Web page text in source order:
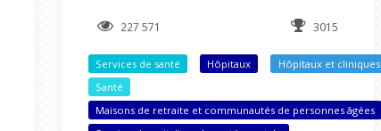
227 571 3015
Services de santé Hôpitaux
Hôpitaux et cliniques
Santé
Maisons de retraite et communautés de personnes âgées